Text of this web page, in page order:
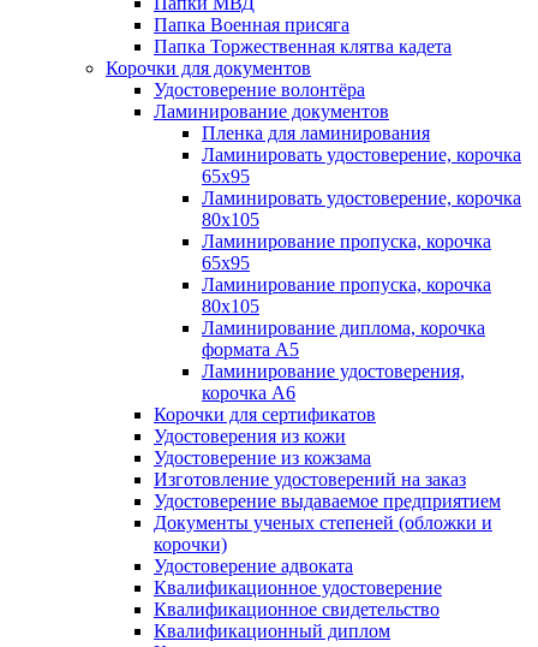
Папка Военная присяга
Папка Торжественная клятва кадета
Корочки для документов
Удостоверение волонтёра
Ламинирование документов
Пленка для ламинирования
Ламинировать удостоверение, корочка
65х95
Ламинировать удостоверение, корочка
80х105
Ламинирование пропуска, корочка
65х95
Ламинирование пропуска, корочка
80х105
Ламинирование диплома, корочка
формата А5
Ламинирование удостоверения,
корочка А6
Корочки для сертификатов
Удостоверения из кожи
Удостоверение из кожзама
Изготовление удостоверений на заказ
Удостоверение выдаваемое предприятием
Документы ученых степеней (обложки и
корочки)
Удостоверение адвоката
Квалификационное удостоверение
Квалификационное свидетельство
Квалификационный диплом